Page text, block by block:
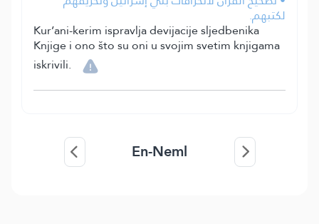
لكتبهم.
Kur’ani-kerim ispravlja devijacije sljedbenika
Knjige i ono što su oni u svojim svetim knjigama
iskrivili.
En-Neml